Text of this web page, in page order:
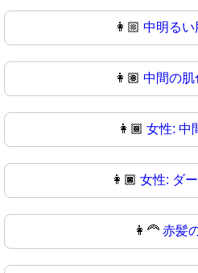
👩🏼 中明るい
👩🏽 中間の肌
👩🏾 女性: 中
👩🏿 女性: ダ
👩‍🦰 赤髪